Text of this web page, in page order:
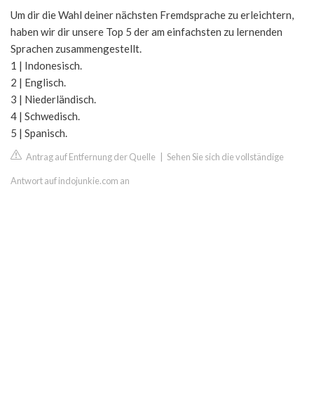
Um dir die Wahl deiner nächsten Fremdsprache zu erleichtern,
haben wir dir unsere Top 5 der am einfachsten zu lernenden
Sprachen zusammengestellt.
1 | Indonesisch.
2 | Englisch.
3 | Niederländisch.
4 | Schwedisch.
5 | Spanisch.
Antrag auf Entfernung der Quelle Sehen Sie sich die vollständige
Antwort auf indojunkie.com an